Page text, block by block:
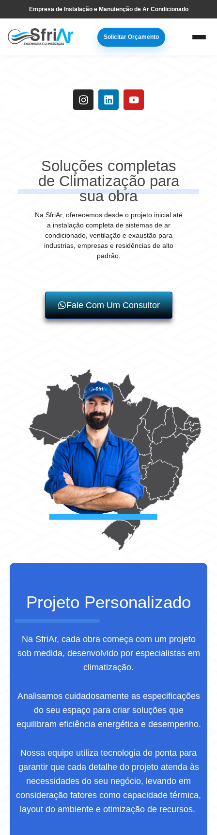
para
navegação
to
main
Empresa de Instalação e Manutenção de Ar Condicionado
Solicitar Orçamento
Soluções completas
de Climatização para
sua obra
Na SfriAr, oferecemos desde o projeto inicial até
a instalação completa de sistemas de ar
condicionado, ventilação e exaustão para
industrias, empresas e residências de alto
padrão.
Fale Com Um Consultor
Projeto Personalizado
Na SfriAr, cada obra começa com um projeto
sob medida, desenvolvido por especialistas em
climatização.
Analisamos cuidadosamente as especificações
do seu espaço para criar soluções que
equilibram eficiência energética e desempenho.
Nossa equipe utiliza tecnologia de ponta para
garantir que cada detalhe do projeto atenda às
necessidades do seu negócio, levando em
consideração fatores como capacidade térmica,
layout do ambiente e otimização de recursos.